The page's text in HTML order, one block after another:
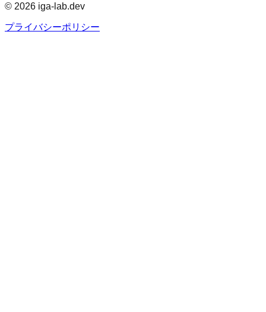
© 2026 iga-lab.dev
プライバシーポリシー